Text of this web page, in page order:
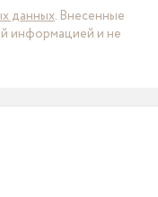
данных. Внесенные
информацией и не